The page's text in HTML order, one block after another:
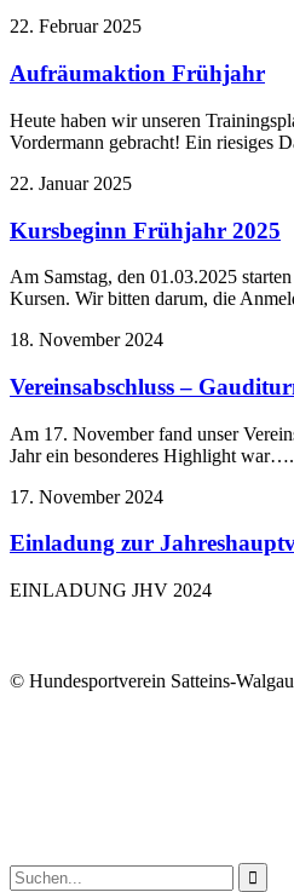
22. Februar 2025
Aufräumaktion Frühjahr
Heute haben wir unseren
Vordermann gebracht! Ein riesiges
22. Januar 2025
Kursbeginn Frühjahr 2025
Am Samstag, den 01.03.2025
Kursen. Wir bitten darum, die
18. November 2024
Vereinsabschluss –
Am 17. November fand unser
Jahr ein besonderes Highlight war….
17. November 2024
Einladung zur
EINLADUNG JHV 2024
© Hundesportverein Satteins-
